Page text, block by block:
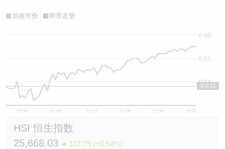
前收市价 即市走势
10:00 11:00 12/13 14:00 15:00 16:00
0.04
0.05
0.06
0.038
HSI 恒生指数
25,668.03
137.75 (+0.54%)